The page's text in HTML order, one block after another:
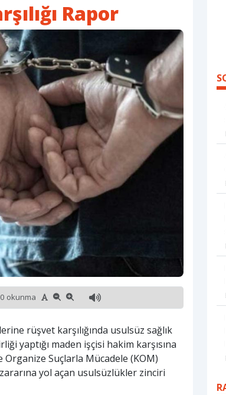
Rapor
okunma
rüşvet karşılığında usulsüz sağlık
yaptığı maden işçisi hakim karşısına
Organize Suçlarla Mücadele (KOM)
yol açan usulsüzlükler zinciri